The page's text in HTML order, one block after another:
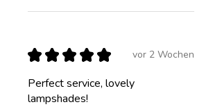
★ ★ ★ ★ ★ vor 2 Wochen
Perfect service, lovely
lampshades!